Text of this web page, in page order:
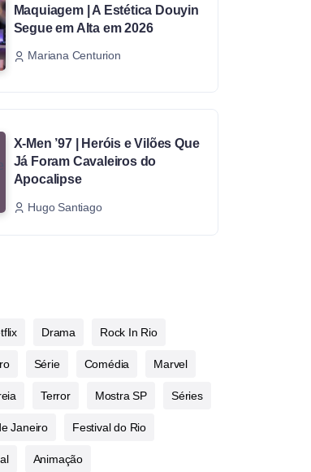
Maquiagem | A Estética Douyin
Segue em Alta em 2026
Mariana Centurion
X-Men ’97 | Heróis e Vilões Que
Já Foram Cavaleiros do
Apocalipse
Hugo Santiago
Drama Rock In Rio
Série Comédia Marvel
Terror Mostra SP Séries
Janeiro Festival do Rio
Animação